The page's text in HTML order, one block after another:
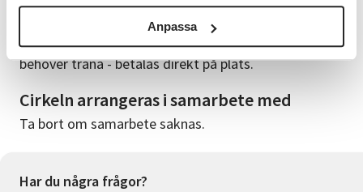
Anpassa
kursstart. Böckerna delas ut vid första tillfället.
Kostnader som tillkommer: provavgifter. Dessutom
ammunition på skjutbanan beror på hur mycket du
behöver träna - betalas direkt på plats.
Cirkeln arrangeras i samarbete med
Ta bort om samarbete saknas.
Har du några frågor?